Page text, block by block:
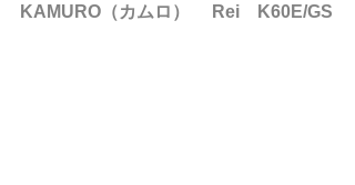
KAMURO（カムロ） 　Rei　K60E/GS